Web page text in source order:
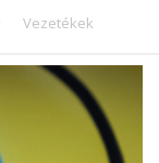
Vezetékek